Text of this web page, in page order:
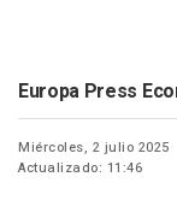
Europa Press
Miércoles, 2 julio 2025
Actualizado: 11:46